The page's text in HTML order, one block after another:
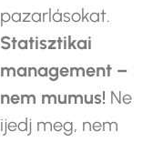
pazarlásokat.
Statisztikai
management –
nem mumus! Ne
ijedj meg, nem